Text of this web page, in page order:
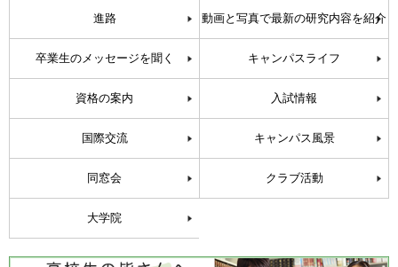
進路 動画と写真で最新の研究内容を紹介
卒業生のメッセージを聞く キャンパスライフ
資格の案内 入試情報
国際交流 キャンパス風景
同窓会 クラブ活動
大学院